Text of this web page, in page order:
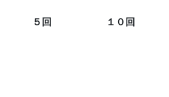
５回 １０回